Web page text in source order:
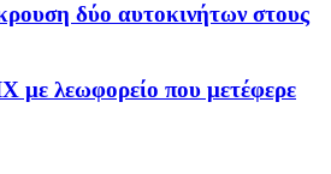
δύο αυτοκινήτων στους
με λεωφορείο που μετέφερε